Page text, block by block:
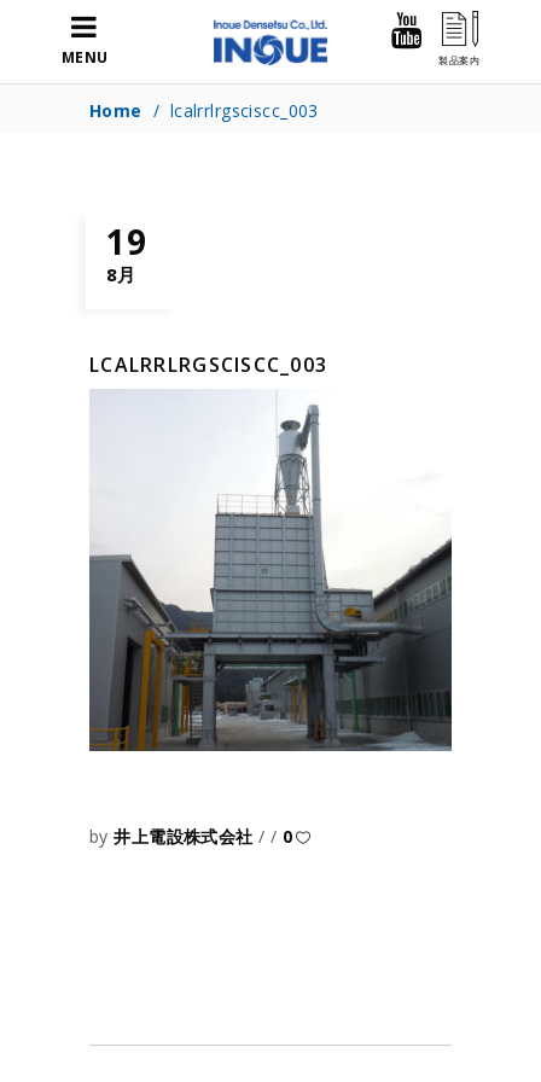
MENU
Home / lcalrrlrgsciscc_003
19
8月
LCALRRLRGSCISCC_003
by井上電設株式会社 0